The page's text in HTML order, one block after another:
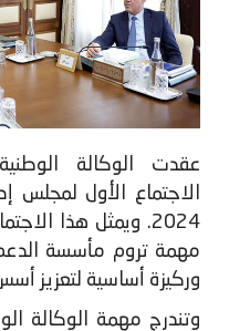
2024. ويمثل هذا
مهمة تروم مأسسة
وركيزة أساسية لتعزيز
​وتندرج مهمة الوكالة